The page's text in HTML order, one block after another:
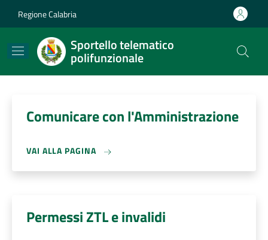
Regione Calabria
Sportello telematico
polifunzionale
Comunicare con l'Amministrazione
VAI ALLA PAGINA
Permessi ZTL e invalidi